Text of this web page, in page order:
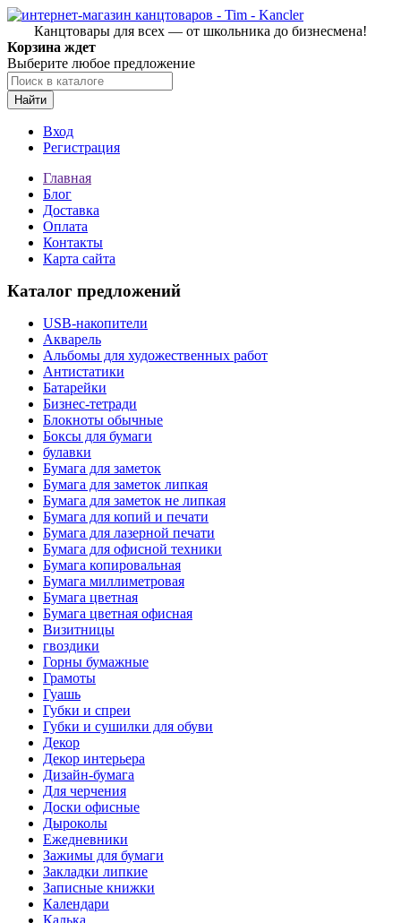
Канцтовары для всех — от школьника до бизнесмена!
Корзина ждет
Выберите любое предложение
Найти
Вход
Регистрация
Главная
Блог
Доставка
Оплата
Контакты
Карта сайта
Каталог предложений
USB-накопители
Акварель
Альбомы для художественных работ
Антистатики
Батарейки
Бизнес-тетради
Блокноты обычные
Боксы для бумаги
булавки
Бумага для заметок
Бумага для заметок липкая
Бумага для заметок не липкая
Бумага для копий и печати
Бумага для лазерной печати
Бумага для офисной техники
Бумага копировальная
Бумага миллиметровая
Бумага цветная
Бумага цветная офисная
Визитницы
гвоздики
Горны бумажные
Грамоты
Гуашь
Губки и спреи
Губки и сушилки для обуви
Декор
Декор интерьера
Дизайн-бумага
Для черчения
Доски офисные
Дыроколы
Ежедневники
Зажимы для бумаги
Закладки липкие
Записные книжки
Календари
Калька